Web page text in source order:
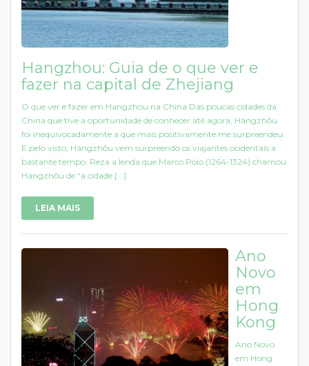
Hangzhou: Guia de o que ver e
fazer na capital de Zhejiang
O que ver e fazer em Hangzhou na China Das poucas cidades da
China que tive a oportunidade de conhecer até agora, Hángzhōu
foi inequivocadamente a que mais positivamente me surpreendeu.
E pelo visto, Hángzhōu vem surpreendo os viajantes ocidentais a
bastante tempo. Reza a lenda que Marco Polo (1264-1324) chamou
Hángzhōu de “a cidade [...]
LEIA MAIS
Ano
Novo
em
Hong
Kong
Ano Novo
em Hong